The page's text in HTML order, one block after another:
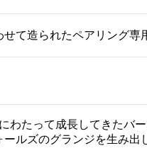
て造られたペアリング専
たって成長してきたバ
ルズのグランジを生み